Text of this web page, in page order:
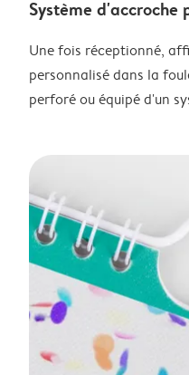
Système d'accroche
Une fois réceptionné,
personnalisé dans la
perforé ou équipé d'un